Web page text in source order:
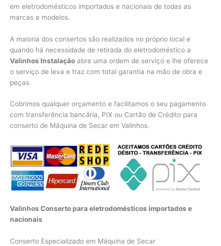
em eletrodomésticos importados e nacionais de todas as
marcas e modelos.
A maioria dos consertos são realizados no próprio local e
quando há necessidade de retirada do eletrodoméstico a
Valinhos Instalação abre uma ordem de serviço e lhe oferece
o serviço de leva e traz com total garantia na mão de obra e
peças.
Cobrimos qualquer orçamento e facilitamos o seu pagamento
com transferência bancária, PIX ou Cartão de Crédito para
conserto de Máquina de Secar em Valinhos.
Valinhos Conserto para eletrodomésticos importados e
nacionais
Conserto Especializado em Máquina de Secar